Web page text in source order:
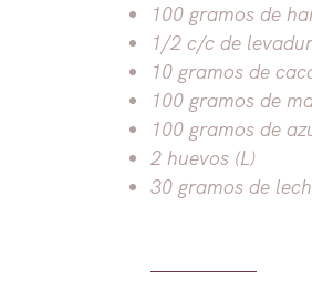
100 gramos de
1/2 c/c de
10 gramos de
100 gramos de
100 gramos de
2 huevos (L)
30 gramos de